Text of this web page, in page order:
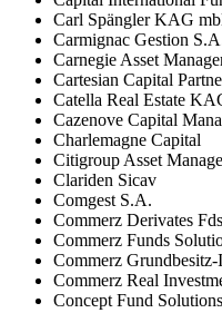
Carl Spängler KAG
Carmignac Gestion
Carnegie Asset
Cartesian Capital
Catella Real Estate
Cazenove Capital
Charlemagne Capital
Citigroup Asset
Clariden Sicav
Comgest S.A.
Commerz Derivates
Commerz Funds
Commerz Grundbesitz-
Commerz Real
Concept Fund